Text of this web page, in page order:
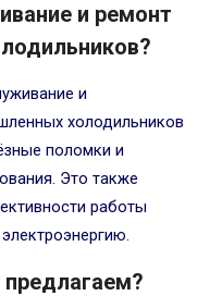
и ремонт
и
холодильников
поломки и
Это также
работы